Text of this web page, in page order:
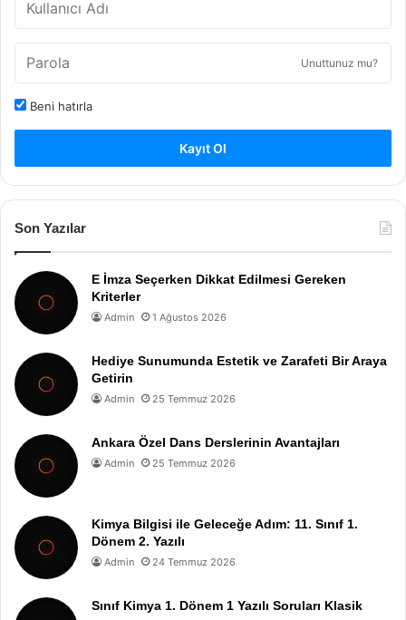
Unuttunuz mu?
Beni hatırla
Kayıt Ol
Son Yazılar
E İmza Seçerken Dikkat Edilmesi Gereken
Kriterler
Admin 1 Ağustos 2026
Hediye Sunumunda Estetik ve Zarafeti Bir Araya
Getirin
Admin 25 Temmuz 2026
Ankara Özel Dans Derslerinin Avantajları
Admin 25 Temmuz 2026
Kimya Bilgisi ile Geleceğe Adım: 11. Sınıf 1.
Dönem 2. Yazılı
Admin 24 Temmuz 2026
Sınıf Kimya 1. Dönem 1 Yazılı Soruları Klasik